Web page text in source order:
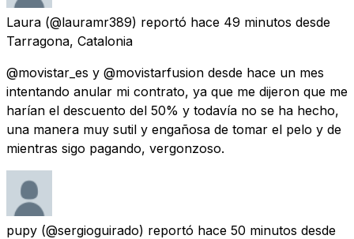
Laura (@lauramr389) reportó hace 49 minutos desde
Tarragona, Catalonia
@movistar_es y @movistarfusion desde hace un mes
intentando anular mi contrato, ya que me dijeron que me
harían el descuento del 50% y todavía no se ha hecho,
una manera muy sutil y engañosa de tomar el pelo y de
mientras sigo pagando, vergonzoso.
pupy (@sergioguirado) reportó hace 50 minutos desde